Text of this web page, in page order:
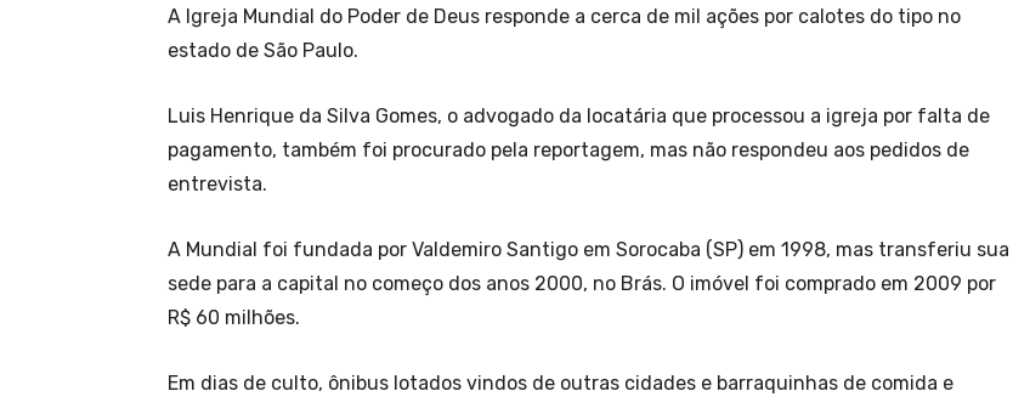
A Igreja Mundial do Poder de Deus responde a cerca de mil ações por calotes do tipo no
estado de São Paulo.
Luis Henrique da Silva Gomes, o advogado da locatária que processou a igreja por falta de
pagamento, também foi procurado pela reportagem, mas não respondeu aos pedidos de
entrevista.
A Mundial foi fundada por Valdemiro Santigo em Sorocaba (SP) em 1998, mas transferiu sua
sede para a capital no começo dos anos 2000, no Brás. O imóvel foi comprado em 2009 por
R$ 60 milhões.
Em dias de culto, ônibus lotados vindos de outras cidades e barraquinhas de comida e